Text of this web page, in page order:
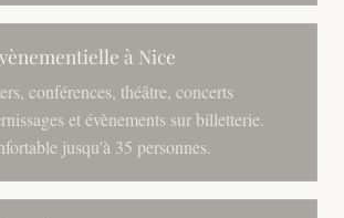
à Nice
conférences, théâtre, concerts
et évènements sur billetterie.
jusqu'à 35 personnes.